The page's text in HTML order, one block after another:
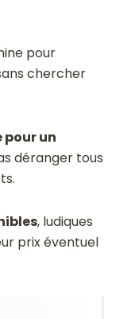
pour
chercher
pour un
déranger tous
, ludiques
prix éventuel